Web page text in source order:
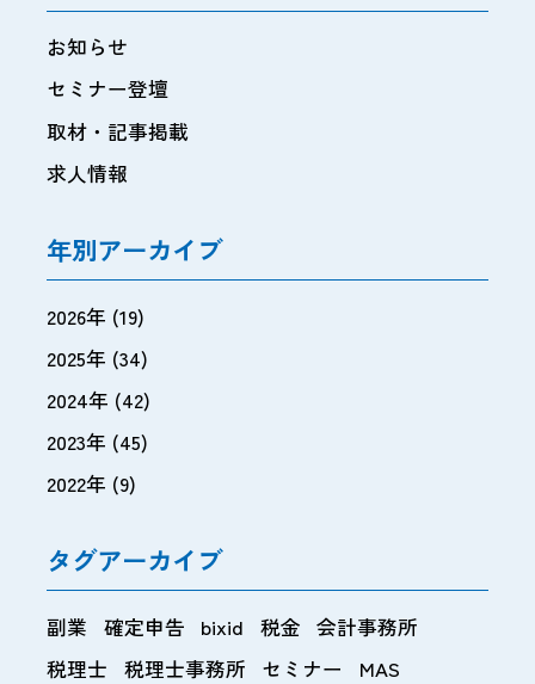
お知らせ
セミナー登壇
取材・記事掲載
求人情報
年別アーカイブ
2026年 (19)
2025年 (34)
2024年 (42)
2023年 (45)
2022年 (9)
タグアーカイブ
副業 確定申告 bixid 税金 会計事務所
税理士
税理士事務所 セミナー
MAS